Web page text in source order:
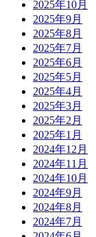
2025年10月
2025年9月
2025年8月
2025年7月
2025年6月
2025年5月
2025年4月
2025年3月
2025年2月
2025年1月
2024年12月
2024年11月
2024年10月
2024年9月
2024年8月
2024年7月